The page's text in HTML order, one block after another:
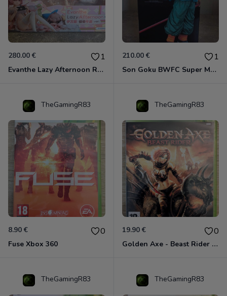
280.00 € 1
Evanthe Lazy Afternoon Red Pride of Eden
210.00 € 1
Son Goku BWFC Super Master Stars
TheGamingR83
8.90 € 0
Fuse Xbox 360
TheGamingR83
19.90 € 0
Golden Axe - Beast Rider Xbox 360
TheGamingR83 TheGamingR83